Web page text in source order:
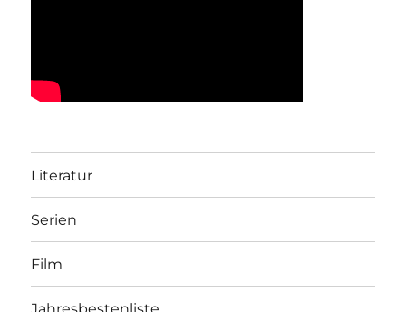
Literatur
Serien
Film
Jahresbestenliste